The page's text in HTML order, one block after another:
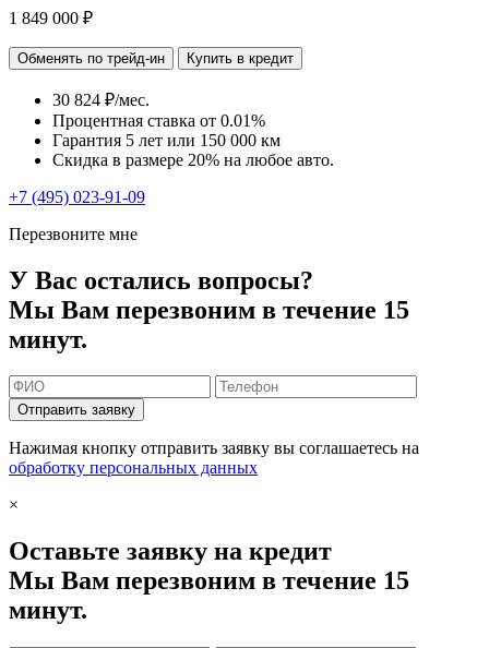
1 849 000 ₽
Обменять по трейд-ин Купить в кредит
30 824 ₽/мес.
Процентная ставка от 0.01%
Гарантия 5 лет или 150 000 км
Скидка в размере 20% на любое авто.
+7 (495) 023-91-09
Перезвоните мне
У Вас остались вопросы?
Мы Вам перезвоним в течение 15
минут.
Отправить заявку
Нажимая кнопку отправить заявку вы соглашаетесь на
обработку персональных данных
×
Оставьте заявку на кредит
Мы Вам перезвоним в течение 15
минут.